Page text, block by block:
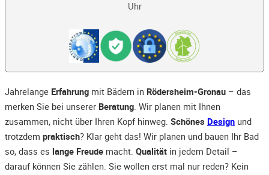
Uhr
Jahrelange Erfahrung mit Bädern in Rödersheim-Gronau – das
merken Sie bei unserer Beratung. Wir planen mit Ihnen
zusammen, nicht über Ihren Kopf hinweg. Schönes Design und
trotzdem praktisch? Klar geht das! Wir planen und bauen Ihr Bad
so, dass es lange Freude macht. Qualität in jedem Detail –
darauf können Sie zählen. Sie wollen erst mal nur reden? Kein